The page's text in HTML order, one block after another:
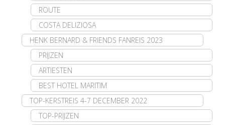
ROUTE
COSTA DELIZIOSA
HENK BERNARD & FRIENDS FANREIS 2023
PRIJZEN
ARTIESTEN
BEST HOTEL MARITIM
TOP-KERSTREIS 4-7 DECEMBER 2022
TOP-PRIJZEN